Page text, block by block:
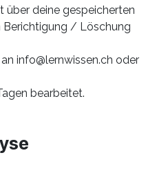
über deine gespeicherten
Berichtigung / Löschung
info@lernwissen.ch oder
bearbeitet.